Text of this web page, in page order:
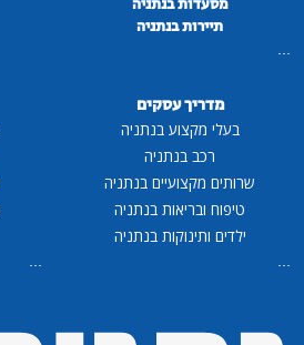
מסעדות בנתניה
תיירות בנתניה
...
מדריך עסקים
בעלי מקצוע בנתניה
רכב בנתניה
שרותים מקצועיים בנתניה
טיפוח ובריאות בנתניה
ילדים ותינוקות בנתניה
...
...